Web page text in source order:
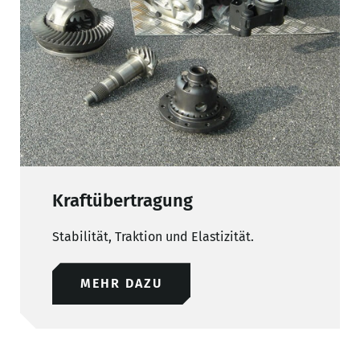
Kraftübertragung
Stabilität, Traktion und Elastizität.
MEHR DAZU